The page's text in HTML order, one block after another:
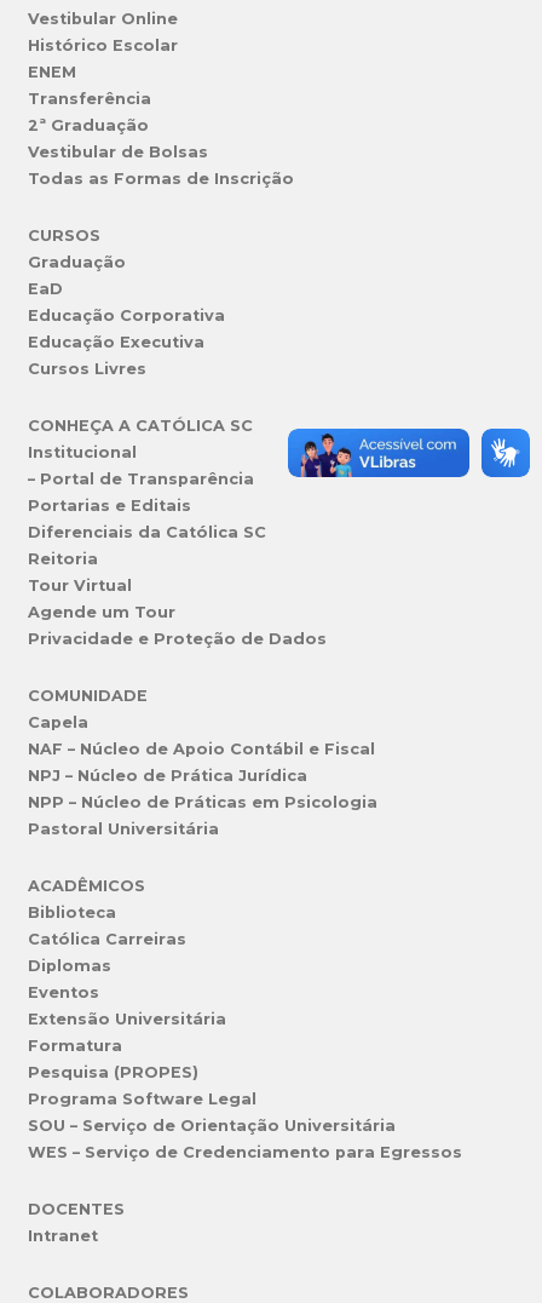
Vestibular Online
Histórico Escolar
ENEM
Transferência
2ª Graduação
Vestibular de Bolsas
Todas as Formas de Inscrição
CURSOS
Graduação
EaD
Educação Corporativa
Educação Executiva
Cursos Livres
CONHEÇA A CATÓLICA SC
Institucional
– Portal de Transparência
Portarias e Editais
Diferenciais da Católica SC
Reitoria
Tour Virtual
Agende um Tour
Privacidade e Proteção de Dados
COMUNIDADE
Capela
NAF – Núcleo de Apoio Contábil e Fiscal
NPJ – Núcleo de Prática Jurídica
NPP – Núcleo de Práticas em Psicologia
Pastoral Universitária
ACADÊMICOS
Biblioteca
Católica Carreiras
Diplomas
Eventos
Extensão Universitária
Formatura
Pesquisa (PROPES)
Programa Software Legal
SOU – Serviço de Orientação Universitária
WES – Serviço de Credenciamento para Egressos
DOCENTES
Intranet
COLABORADORES